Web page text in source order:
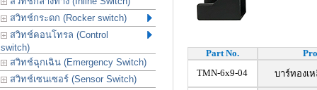
สวิทช์กระดก (Rocker switch)
สวิทช์คอนโทรล (Control
switch)
สวิทช์ฉุกเฉิน (Emergency Switch)
สวิทช์เซนเซอร์ (Sensor Switch)
Part No.
TMN-6x9-04
บาร์ทองเห